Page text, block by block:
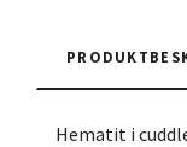
Hematit i